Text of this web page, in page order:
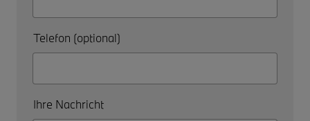
Telefon (optional)
Ihre Nachricht